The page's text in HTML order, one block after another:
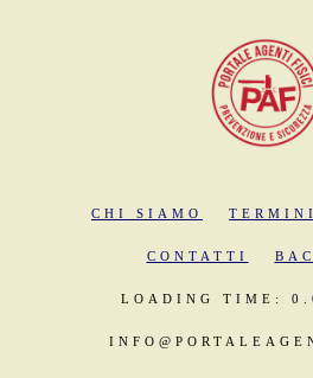
CHI SIAMO
CONTATTI
LOADING TIME: